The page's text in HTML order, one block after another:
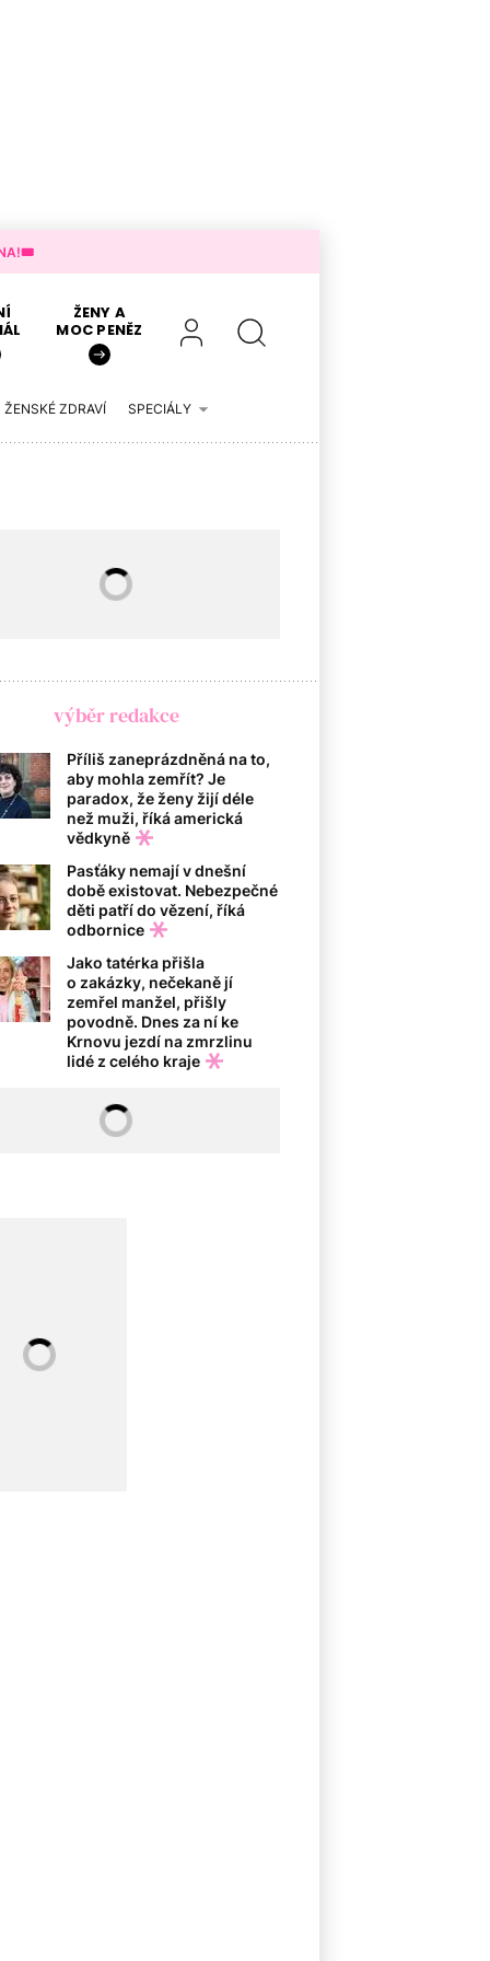
ŽENY A
MOC PENĚZ
ŽENSKÉ ZDRAVÍ SPECIÁLY
výběr redakce
Příliš zaneprázdněná na to,
aby mohla zemřít? Je
paradox, že ženy žijí déle
než muži, říká americká
vědkyně
Pasťáky nemají v dnešní
době existovat. Nebezpečné
děti patří do vězení, říká
odbornice
Jako tatérka přišla
o zakázky, nečekaně jí
zemřel manžel, přišly
povodně. Dnes za ní ke
Krnovu jezdí na zmrzlinu
lidé z celého kraje